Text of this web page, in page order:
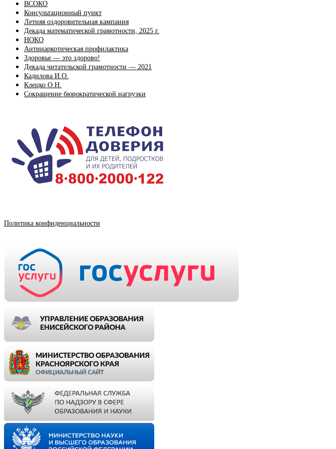
ВСОКО
Консультационный пункт
Летняя оздоровительная кампания
Декада математической грамотности, 2025 г.
НОКО
Антинаркотическая профилактика
Здоровье — это здорово!
Декада читательской грамотности — 2021
Кадилова И.О.
Клецко О.Н.
Сокращение бюрократической нагрузки
Политика конфиденциальности